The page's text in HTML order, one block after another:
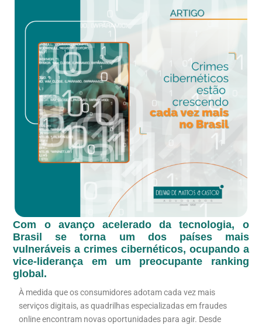
Com o avanço acelerado da tecnologia, o
Brasil se torna um dos países mais
vulneráveis a crimes cibernéticos, ocupando a
vice-liderança em um preocupante ranking
global.
À medida que os consumidores adotam cada vez mais
serviços digitais, as quadrilhas especializadas em fraudes
online encontram novas oportunidades para agir. Desde